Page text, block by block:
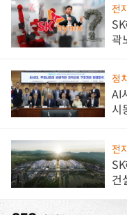
전
곽
정
AI
시
전
건